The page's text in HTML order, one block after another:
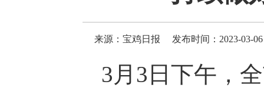
来源：宝鸡日报 发布时间：2023-03-06
3月3日下午，